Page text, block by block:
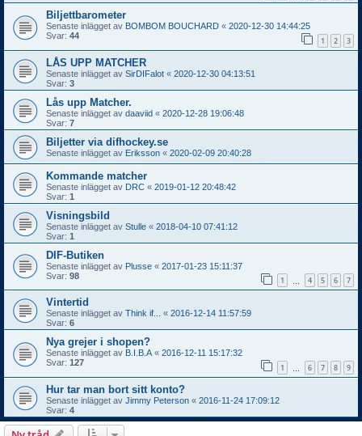
Biljettbarometer
Senaste inlägget av BOMBOM BOUCHARD « 2020-12-30 14:44:25
Svar: 44 1 2 3
LÅS UPP MATCHER
Senaste inlägget av SirDIFalot « 2020-12-30 04:13:51
Svar: 3
Lås upp Matcher.
Senaste inlägget av daaviid « 2020-12-28 19:06:48
Svar: 7
Biljetter via difhockey.se
Senaste inlägget av Eriksson « 2020-02-09 20:40:28
Kommande matcher
Senaste inlägget av DRC « 2019-01-12 20:48:42
Svar: 1
Visningsbild
Senaste inlägget av Stulle « 2018-04-10 07:41:12
Svar: 1
DIF-Butiken
Senaste inlägget av Plusse « 2017-01-23 15:11:37
Svar: 98 1 4 5 6 7
Vintertid
Senaste inlägget av Think if... « 2016-12-14 11:57:59
Svar: 6
Nya grejer i shopen?
Senaste inlägget av B.I.B.A« 2016-12-11 15:17:32
Svar: 127 1 6 7 8 9
Hur tar man bort sitt konto?
Senaste inlägget av Jimmy Peterson « 2016-11-24 17:09:12
Svar: 4